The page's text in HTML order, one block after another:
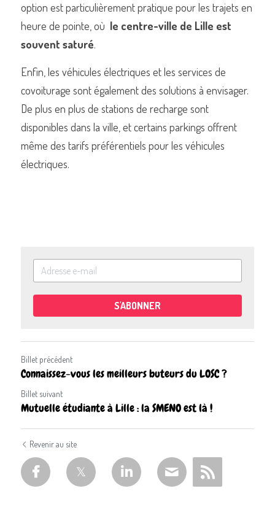
option est particulièrement pratique pour les trajets en
heure de pointe, où le centre-ville de Lille est
souvent saturé.
Enfin, les véhicules électriques et les services de
covoiturage sont également des solutions à envisager.
De plus en plus de stations de recharge sont
disponibles dans la ville, et certains parkings offrent
même des tarifs préférentiels pour les véhicules
électriques.
S'ABONNER
Billet précédent
Connaissez-vous les meilleurs buteurs du LOSC ?
Billet suivant
Mutuelle étudiante à Lille : la SMENO est là !
Revenir au site